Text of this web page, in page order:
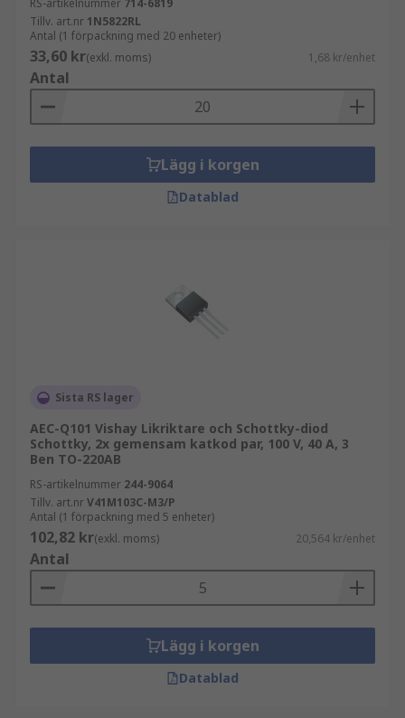
RS-artikelnummer 714-6819
Tillv. art.nr 1N5822RL
Antal (1 förpackning med 20 enheter)
33,60 kr(exkl. moms) 1,68 kr/enhet
Antal
Lägg i korgen
Datablad
Sista RS lager
AEC-Q101 Vishay Likriktare och Schottky-diod
Schottky, 2x gemensam katkod par, 100 V, 40 A, 3
Ben TO-220AB
RS-artikelnummer 244-9064
Tillv. art.nrV41M103C-M3/P
Antal (1 förpackning med 5 enheter)
102,82 kr(exkl. moms) 20,564 kr/enhet
Antal
Lägg i korgen
Datablad